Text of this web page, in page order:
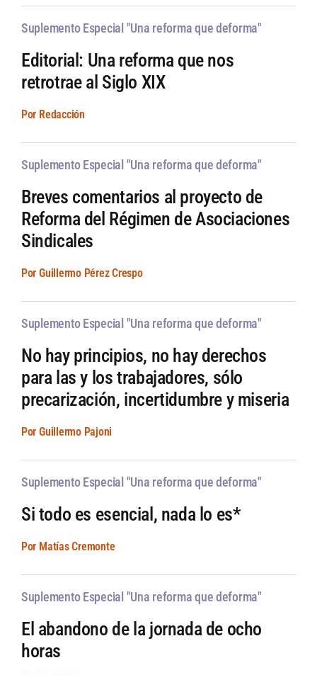
Suplemento Especial "Una reforma que deforma"
Editorial: Una reforma que nos
retrotrae al Siglo XIX
Por Redacción
Suplemento Especial "Una reforma que deforma"
Breves comentarios al proyecto de
Reforma del Régimen de Asociaciones
Sindicales
Por Guillermo Pérez Crespo
Suplemento Especial "Una reforma que deforma"
No hay principios, no hay derechos
para las y los trabajadores, sólo
precarización, incertidumbre y miseria
Por Guillermo Pajoni
Suplemento Especial "Una reforma que deforma"
Si todo es esencial, nada lo es*
Por Matías Cremonte
Suplemento Especial "Una reforma que deforma"
El abandono de la jornada de ocho
horas